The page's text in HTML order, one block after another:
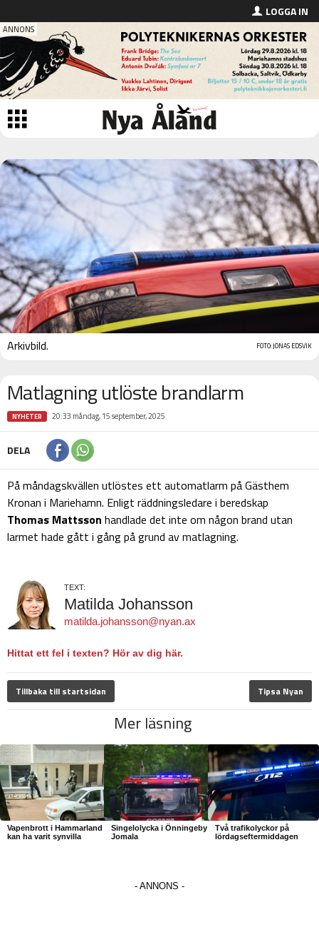
LOGGA IN
FOTO: JONAS EDSVIK
Arkivbild.
Matlagning utlöste brandlarm
NYHETER 20:33 måndag, 15 september, 2025
DELA
På måndagskvällen utlöstes ett automatlarm på Gästhem
Kronan i Mariehamn. Enligt räddningsledare i beredskap
Thomas Mattsson handlade det inte om någon brand utan
larmet hade gått i gång på grund av matlagning.
TEXT:
Matilda Johansson
matilda.johansson@nyan.ax
Hittat ett fel i texten? Hör av dig här.
Tillbaka till startsidan Tipsa Nyan
Mer läsning
Vapenbrott i Hammarland
kan ha varit synvilla
Singelolycka i Önningeby
Jomala
Två trafikolyckor på
lördagseftermiddagen